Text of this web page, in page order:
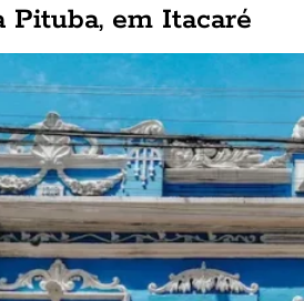
Pituba, em Itacaré